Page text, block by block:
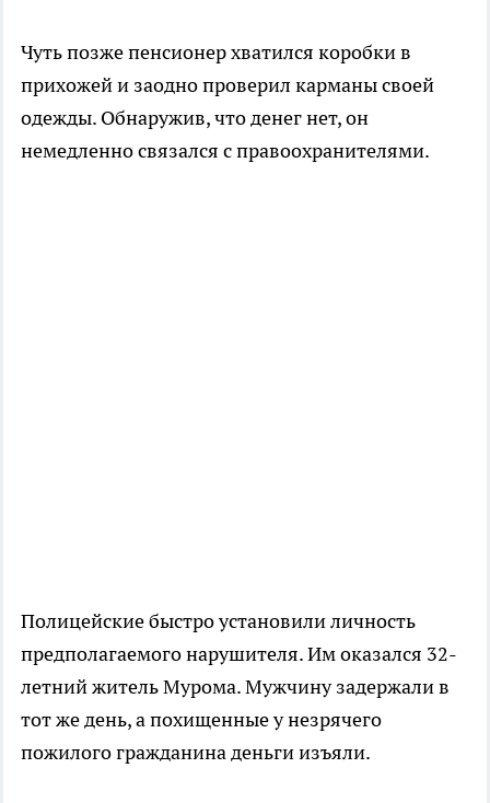
Чуть позже пенсионер хватился коробки в
прихожей и заодно проверил карманы своей
одежды. Обнаружив, что денег нет, он
немедленно связался с правоохранителями.
Полицейские быстро установили личность
предполагаемого нарушителя. Им оказался 32-
летний житель Мурома. Мужчину задержали в
тот же день, а похищенные у незрячего
пожилого гражданина деньги изъяли.